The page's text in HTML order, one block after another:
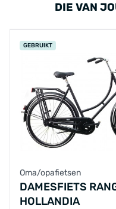
DIE VAN
GEBRUIKT
Oma/opafietsen
DAMESFIETS
HOLLANDIA